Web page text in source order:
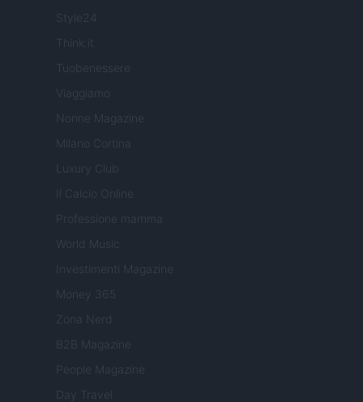
Style24
Think.it
Tuobenessere
Viaggiamo
Nonne Magazine
Milano Cortina
Luxury Club
Il Calcio Online
Professione mamma
World Music
Investimenti Magazine
Money 365
Zona Nerd
B2B Magazine
People Magazine
Day Travel